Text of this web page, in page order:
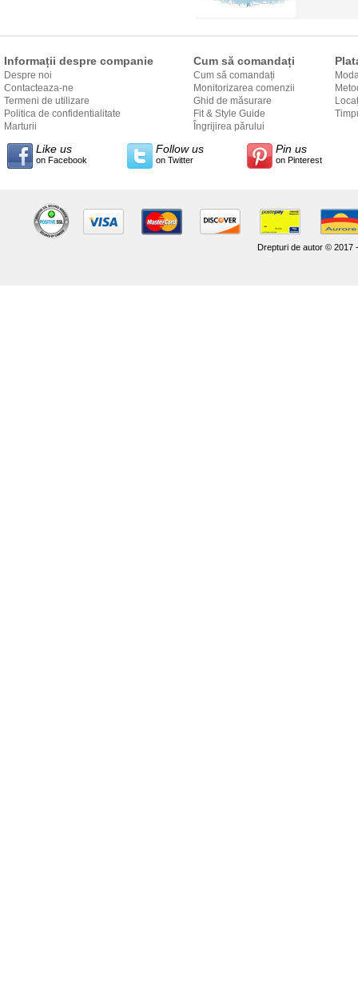
Informații despre companie
Despre noi
Contacteaza-ne
Termeni de utilizare
Politica de confidentialitate
Marturii
Cum să comandați
Cum să comandați
Monitorizarea comenzii
Ghid de măsurare
Fit & Style Guide
Îngrijirea părului
către
Like us
on Facebook
Follow us
on Twitter
Pin us
on Pinterest
Drepturi de autor © 2017